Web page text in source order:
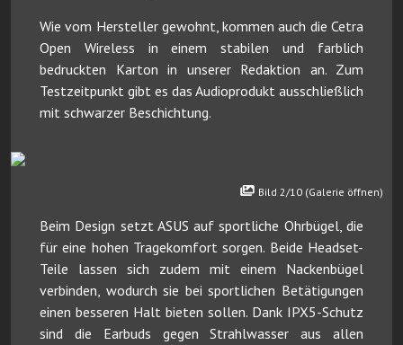
Wie vom Hersteller gewohnt, kommen auch die Cetra
Open Wireless in einem stabilen und farblich
bedruckten Karton in unserer Redaktion an. Zum
Testzeitpunkt gibt es das Audioprodukt ausschließlich
mit schwarzer Beschichtung.
Bild 2/10 (Galerie öffnen)
Beim Design setzt ASUS auf sportliche Ohrbügel, die
für eine hohen Tragekomfort sorgen. Beide Headset-
Teile lassen sich zudem mit einem Nackenbügel
verbinden, wodurch sie bei sportlichen Betätigungen
einen besseren Halt bieten sollen. Dank IPX5-Schutz
sind die Earbuds gegen Strahlwasser aus allen